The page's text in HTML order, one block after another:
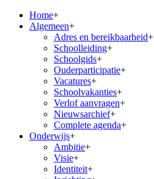
Home+
Algemeen+
Adres en bereikbaarheid+
Schoolleiding+
Schoolgids+
Ouderparticipatie+
Vacatures+
Schoolvakanties+
Verlof aanvragen+
Nieuwsarchief+
Complete agenda+
Onderwijs+
Ambitie+
Visie+
Identiteit+